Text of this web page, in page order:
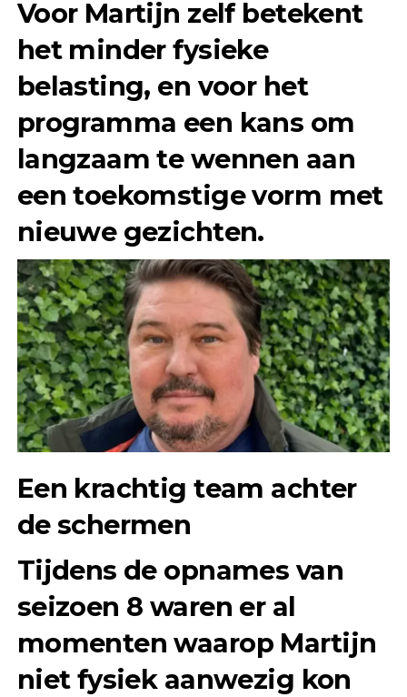
Voor Martijn zelf betekent
het minder fysieke
belasting, en voor het
programma een kans om
langzaam te wennen aan
een toekomstige vorm met
nieuwe gezichten.
Een krachtig team achter
de schermen
Tijdens de opnames van
seizoen 8 waren er al
momenten waarop Martijn
niet fysiek aanwezig kon